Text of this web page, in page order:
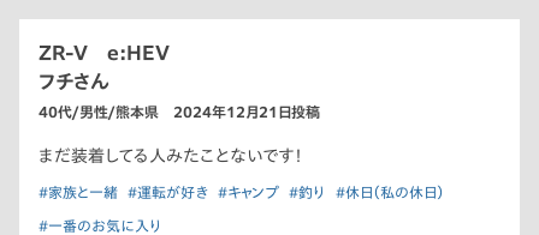
ZR-V e:HEV
フチさん
40代/男性/熊本県 2024年12月21日投稿
まだ装着してる人みたことないです！
#家族と一緒 #運転が好き #キャンプ #釣り #休日（私の休日）
#一番のお気に入り